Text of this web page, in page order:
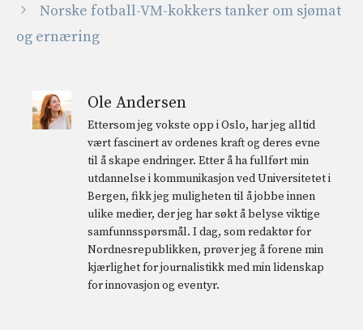
Norske fotball-VM-kokkers tanker om sjømat
og ernæring
Ole Andersen
Ettersom jeg vokste opp i Oslo, har jeg alltid
vært fascinert av ordenes kraft og deres evne
til å skape endringer. Etter å ha fullført min
utdannelse i kommunikasjon ved Universitetet i
Bergen, fikk jeg muligheten til å jobbe innen
ulike medier, der jeg har søkt å belyse viktige
samfunnsspørsmål. I dag, som redaktør for
Nordnesrepublikken, prøver jeg å forene min
kjærlighet for journalistikk med min lidenskap
for innovasjon og eventyr.